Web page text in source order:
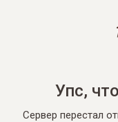
Упс,
Сервер перестал